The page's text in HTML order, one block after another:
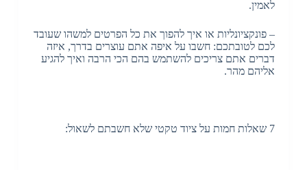
לאמין.
– פונקציונליות או איך להפוך את כל הפרטים למשהו שעובד
לכם לטובתכם: חשבו על איפה אתם עוצרים בדרך, איזה
דברים אתם צריכים להשתמש בהם הכי הרבה ואיך להגיע
אליהם מהר.
7 שאלות חמות על ציוד טקטי שלא חשבתם לשאול: